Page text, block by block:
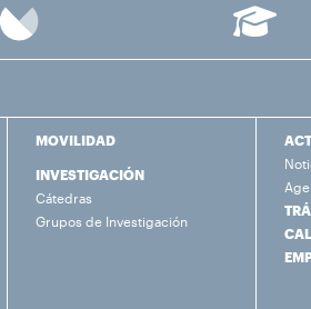
MOVILIDAD
INVESTIGACIÓN
Cátedras
Grupos de Investigación